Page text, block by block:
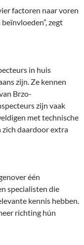
factoren naar voren
zegt
in huis
zijn. Ze kennen
Brzo-
zijn vaak
met technische
zich daardoor extra
één
specialisten die
kennis hebben.
richting hún